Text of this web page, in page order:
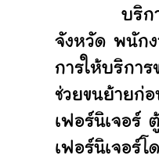
บริกา
จังหวัด พนักง
การให้บริกา
ช่วยขนย้ายก่
เฟอร์นิเจอร์
เฟอร์นิเจอร์